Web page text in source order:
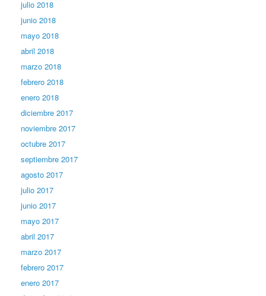
julio 2018
junio 2018
mayo 2018
abril 2018
marzo 2018
febrero 2018
enero 2018
diciembre 2017
noviembre 2017
octubre 2017
septiembre 2017
agosto 2017
julio 2017
junio 2017
mayo 2017
abril 2017
marzo 2017
febrero 2017
enero 2017